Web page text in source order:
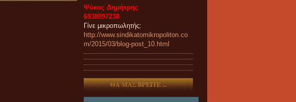
Ψύκος Δημήτρης
6938897238
Γίνε μικροπωλητής:
http://www.sindikatomikropoliton.co
m/2015/03/blog-post_10.html
ΘΑ ΜΑΣ ΒΡΕΙΤΕ ...